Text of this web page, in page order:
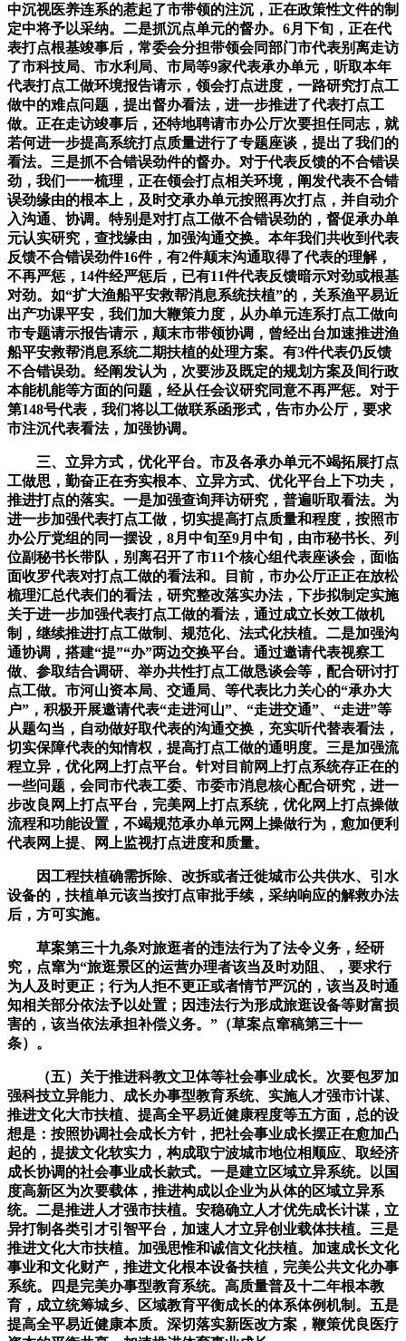
中沉视医养连系的惹起了市带领的注沉，正在政策性文件的制
定中将予以采纳。二是抓沉点单元的督办。6月下旬，正在代
表打点根基竣事后，常委会分担带领会同部门市代表别离走访
了市科技局、市水利局、市局等9家代表承办单元，听取本年
代表打点工做环境报告请示，领会打点进度，一路研究打点工
做中的难点问题，提出督办看法，进一步推进了代表打点工
做。正在走访竣事后，还特地聘请市办公厅次要担任同志，就
若何进一步提高系统打点质量进行了专题座谈，提出了我们的
看法。三是抓不合错误劲件的督办。对于代表反馈的不合错误
劲，我们一一梳理，正在领会打点相关环境，阐发代表不合错
误劲缘由的根本上，及时交承办单元按照再次打点，并自动介
入沟通、协调。特别是对打点工做不合错误劲的，督促承办单
元认实研究，查找缘由，加强沟通交换。本年我们共收到代表
反馈不合错误劲件16件，有2件颠末沟通取得了代表的理解，
不再严惩，14件经严惩后，已有11件代表反馈暗示对劲或根基
对劲。如“扩大渔船平安救帮消息系统扶植”的，关系渔平易近
出产功课平安，我们加大鞭策力度，从办单元连系打点工做向
市专题请示报告请示，颠末市带领协调，曾经出台加速推进渔
船平安救帮消息系统二期扶植的处理方案。有3件代表仍反馈
不合错误劲。经阐发认为，次要涉及既定的规划方案及间行政
本能机能等方面的问题，经从任会议研究同意不再严惩。对于
第148号代表，我们将以工做联系函形式，告市办公厅，要求
市注沉代表看法，加强协调。
三、立异方式，优化平台。市及各承办单元不竭拓展打点
工做思，勤奋正在夯实根本、立异方式、优化平台上下功夫，
推进打点的落实。一是加强查询拜访研究，普遍听取看法。为
进一步加强代表打点工做，切实提高打点质量和程度，按照市
办公厅党组的同一摆设，8月中旬至9月中旬，由市秘书长、列
位副秘书长带队，别离召开了市11个核心组代表座谈会，面临
面收罗代表对打点工做的看法和。目前，市办公厅正正在放松
梳理汇总代表们的看法，研究整改落实办法，下步拟制定实施
关于进一步加强代表打点工做的看法，通过成立长效工做机
制，继续推进打点工做制、规范化、法式化扶植。二是加强沟
通协调，搭建“提”“办”两边交换平台。通过邀请代表视察工
做、参取结合调研、举办共性打点工做恳谈会等，配合研讨打
点工做。市河山资本局、交通局、等代表比力关心的“承办大
户”，积极开展邀请代表“走进河山”、“走进交通”、“走进”等
从题勾当，自动做好取代表的沟通交换，充实听代替表看法，
切实保障代表的知情权，提高打点工做的通明度。三是加强流
程立异，优化网上打点平台。针对目前网上打点系统存正在的
一些问题，会同市代表工委、市委市消息核心配合研究，进一
步改良网上打点平台，完美网上打点系统，优化网上打点操做
流程和功能设置，不竭规范承办单元网上操做行为，愈加便利
代表网上提、网上监视打点进度和质量。
因工程扶植确需拆除、改拆或者迁徙城市公共供水、引水
设备的，扶植单元该当按打点审批手续，采纳响应的解救办法
后，方可实施。
草案第三十九条对旅逛者的违法行为了法令义务，经研
究，点窜为“旅逛景区的运营办理者该当及时劝阻、，要求行
为人及时更正；行为人拒不更正或者情节严沉的，该当及时通
知相关部分依法予以处置；因违法行为形成旅逛设备等财富损
害的，该当依法承担补偿义务。”（草案点窜稿第三十一
条）。
（五）关于推进科教文卫体等社会事业成长。次要包罗加
强科技立异能力、成长办事型教育系统、实施人才强市计谋、
推进文化大市扶植、提高全平易近健康程度等五方面，总的设
想是：按照协调社会成长方针，把社会事业成长摆正在愈加凸
起的，提拔文化软实力，构成取宁波城市地位相顺应、取经济
成长协调的社会事业成长款式。一是建立区域立异系统。以国
度高新区为次要载体，推进构成以企业为从体的区域立异系
统。二是推进人才强市扶植。安稳确立人才优先成长计谋，立
异打制各类引才引智平台，加速人才立异创业载体扶植。三是
推进文化大市扶植。加强思惟和诚信文化扶植。加速成长文化
事业和文化财产，推进文化根本设备扶植，完美公共文化办事
系统。四是完美办事型教育系统。高质量普及十二年根本教
育，成立统筹城乡、区域教育平衡成长的体系体例机制。五是
提高全平易近健康本质。深切落实新医改方案，鞭策优良医疗